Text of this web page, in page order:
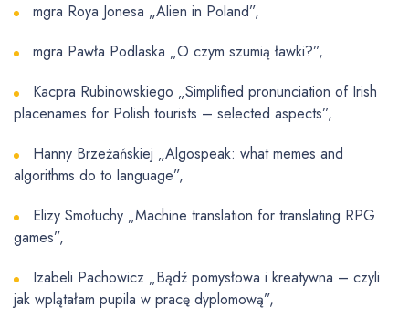
mgra Roya Jonesa „Alien in Poland”,
mgra Pawła Podlaska „O czym szumią ławki?”,
Kacpra Rubinowskiego „Simplified pronunciation of Irish
placenames for Polish tourists – selected aspects”,
Hanny Brzeżańskiej „Algospeak: what memes and
algorithms do to language”,
Elizy Smołuchy „Machine translation for translating RPG
games”,
Izabeli Pachowicz „Bądź pomysłowa i kreatywna – czyli
jak wplątałam pupila w pracę dyplomową”,